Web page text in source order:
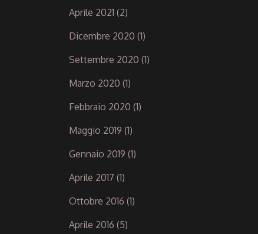
Aprile 2021 (2)
Dicembre 2020 (1)
Settembre 2020 (1)
Marzo 2020 (1)
Febbraio 2020 (1)
Maggio 2019 (1)
Gennaio 2019 (1)
Aprile 2017 (1)
Ottobre 2016 (1)
Aprile 2016 (5)